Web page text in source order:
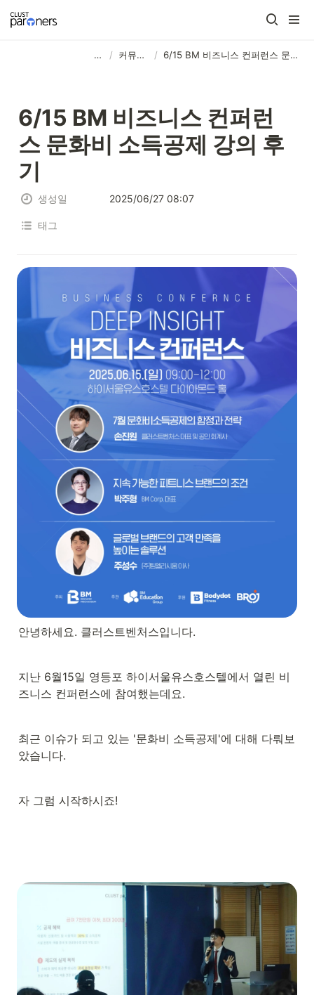
⠀⠀ ⠀⠀ ⠀⠀ ⠀⠀ ⠀⠀ ⠀⠀ ⠀⠀ / 커뮤니티 / 6/15 BM 비즈니스 컨퍼런스 문화비 소득공제 강의 후기
6/15 BM 비즈니스 컨퍼런
스 문화비 소득공제 강의 후
기
생성일 2025/06/27 08:07
태그
안녕하세요. 클러스트벤처스입니다.
지난 6월15일 영등포 하이서울유스호스텔에서 열린 비
즈니스 컨퍼런스에 참여했는데요.
최근 이슈가 되고 있는 '문화비 소득공제'에 대해 다뤄보
았습니다.
자 그럼 시작하시죠!